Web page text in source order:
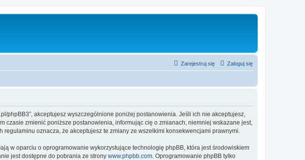
Zaloguj się
Zarejestruj się
phpBB3”, akceptujesz wyszczególnione poniżej postanowienia. Jeśli ich nie akceptujesz,
czasie zmienić poniższe postanowienia, informując cię o zmianach, niemniej wskazane jest,
oznacza, że akceptujesz te zmiany ze wszelkimi konsekwencjami prawnymi.
w oparciu o oprogramowanie wykorzystujące technologię phpBB, która jest środowiskiem
jest dostępne do pobrania ze strony www.phpbb.com . Oprogramowanie phpBB tylko